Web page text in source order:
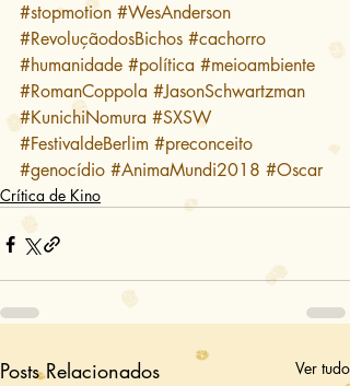
#stopmotion #WesAnderson
#RevoluçãodosBichos #cachorro
#humanidade #política #meioambiente
#RomanCoppola #JasonSchwartzman
#KunichiNomura #SXSW
#FestivaldeBerlim #preconceito
#genocídio #AnimaMundi2018 #Oscar
Crítica de Kino
Posts Relacionados Ver tudo